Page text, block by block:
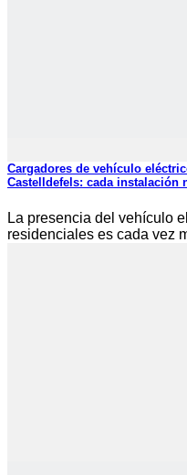
Cargadores de vehículo
Castelldefels: cada instalación
La presencia del vehículo
residenciales es cada vez